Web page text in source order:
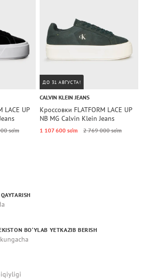
LACE UP
so‘m
ДО 31 АВГУСТА!
CALVIN KLEIN JEANS
Кроссовки FLATFORM LACE UP
NB MG Calvin Klein Jeans
1 107 600 so‘m 2 769 000 so‘m
BO‘YLAB YETKAZIB BERISH